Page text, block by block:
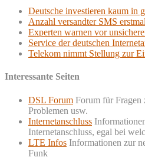
Deutsche investieren kaum in
Anzahl versandter SMS
Experten warnen vor
Service der deutschen
Telekom nimmt Stellung zur
Interessante Seiten
DSL Forum Forum für Fragen
Problemen usw.
Internetanschluss
Internetanschluss, egal bei
LTE Infos Informationen zur
Funk